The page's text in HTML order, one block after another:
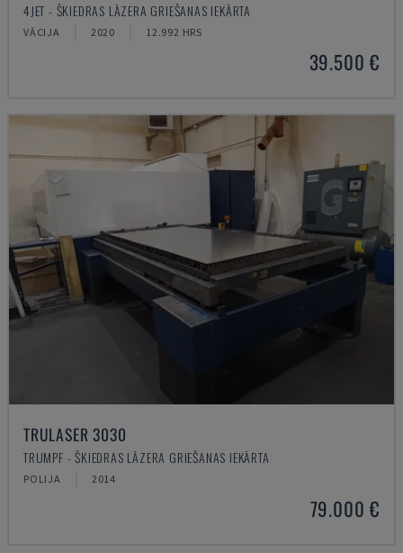
4JET - ŠĶIEDRAS LĀZERA GRIEŠANAS IEKĀRTA
VĀCIJA 2020 12.992 HRS
39.500 €
TRULASER 3030
TRUMPF - ŠĶIEDRAS LĀZERA GRIEŠANAS IEKĀRTA
POLIJA 2014
79.000 €